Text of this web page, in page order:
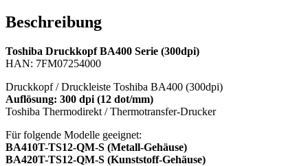
Beschreibung
Toshiba Druckkopf BA400 Serie (300dpi)
HAN: 7FM07254000
Druckkopf / Druckleiste Toshiba BA400 (300dpi)
Auflösung: 300 dpi (12 dot/mm)
Toshiba Thermodirekt / Thermotransfer-Drucker
Für folgende Modelle geeignet:
BA410T-TS12-QM-S (Metall-Gehäuse)
BA420T-TS12-QM-S (Kunststoff-Gehäuse)